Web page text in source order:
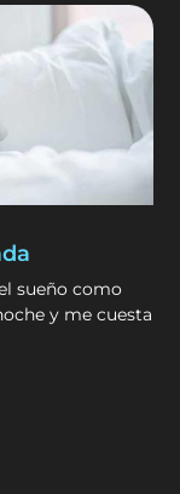
sueño como
y me cuesta